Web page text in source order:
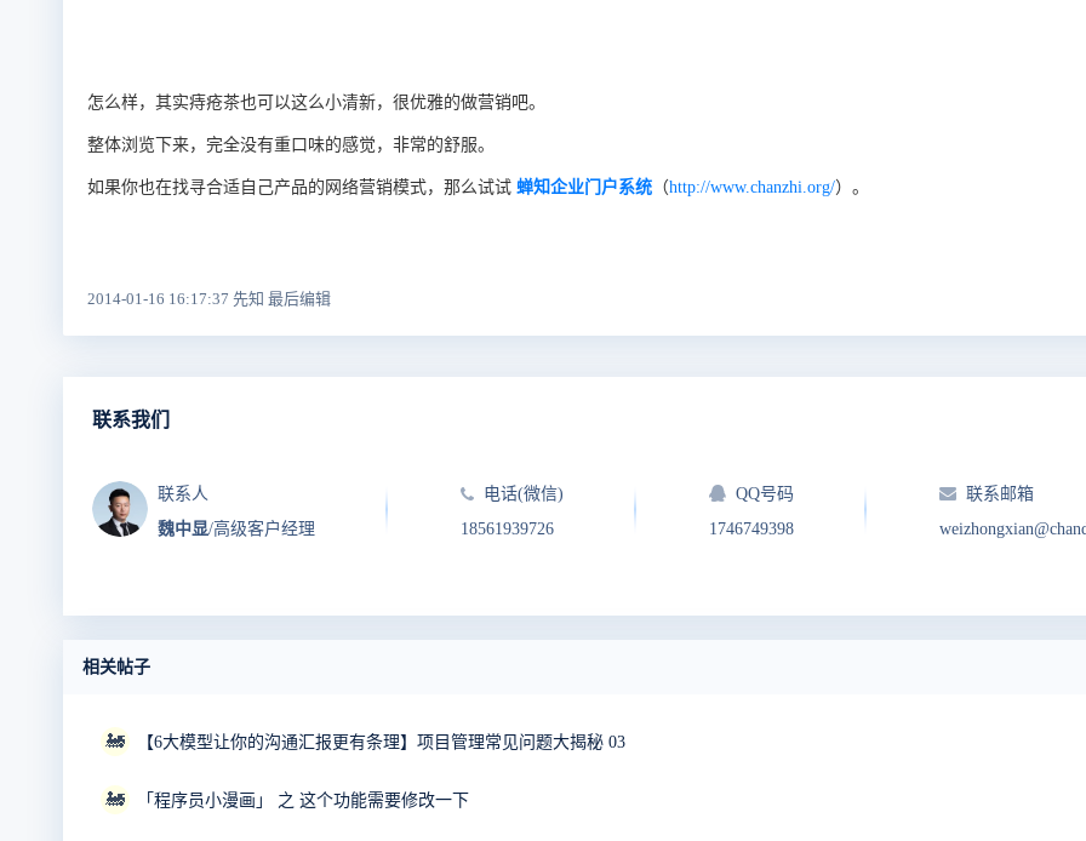
怎么样，其实痔疮茶也可以这么小清新，很优雅的做营销吧。
整体浏览下来，完全没有重口味的感觉，非常的舒服。
如果你也在找寻合适自己产品的网络营销模式，那么试试 蝉知企业门户系统 （http://www.chanzhi.org/）。
2014-01-16 16:17:37 先知 最后编辑
联系我们
联系人
魏中显/高级客户经理
电话(微信)
18561939726
QQ号码
1746749398
联系邮箱
相关帖子
🚂 【6大模型让你的沟通汇报更有条理】项目管理常见问题大揭秘 03
🚂 「程序员小漫画」 之 这个功能需要修改一下